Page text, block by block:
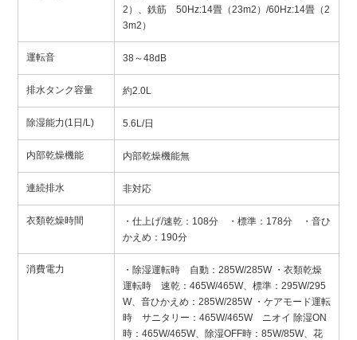
2）、鉄筋 50Hz:14畳（23m2）/60Hz:14畳（2
3m2）
運転音 38～48dB
排水タンク容量 約2.0L
除湿能力(1日/L) 5.6L/日
内部乾燥機能 内部乾燥機能無
連続排水 非対応
衣類乾燥時間
・仕上げ/速乾：108分 ・標準：178分 ・音ひ
かえめ：190分
消費電力
・除湿運転時 自動：285W/285W ・衣類乾燥
運転時 速乾：465W/465W、標準：295W/295
W、音ひかえめ：285W/285W ・ケアモード運転
時 サニタリー：465W/465W ニオイ 除湿ON
時：465W/465W、除湿OFF時：85W/85W、花